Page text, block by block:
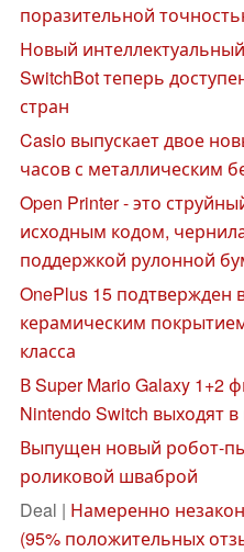
поразительной
Новый
SwitchBot теперь
стран
Casio выпускает двое
часов с металлическим
Open Printer - это
исходным кодом,
поддержкой рулонной
OnePlus 15 подтвержден
керамическим
класса
В Super Mario Galaxy 1+2
Nintendo Switch выходят
Выпущен новый робот-
роликовой шваброй
Deal | Намеренно
(95% положительных